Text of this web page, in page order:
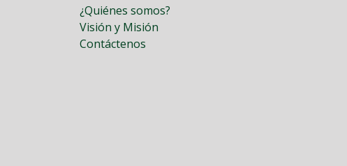
¿Quiénes somos?
Visión y Misión
Contáctenos